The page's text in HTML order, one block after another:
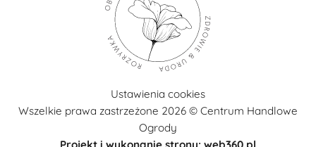
Ustawienia cookies
Wszelkie prawa zastrzeżone 2026 © Centrum Handlowe
Ogrody